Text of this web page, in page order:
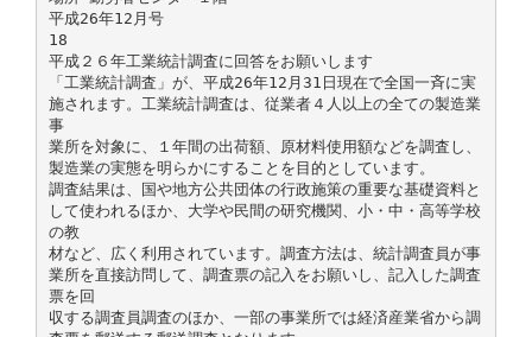
平成26年12月号
18
平成２６年工業統計調査に回答をお願いします
「工業統計調査」が、平成26年12月31日現在で全国一斉に実
施されます。工業統計調査は、従業者４人以上の全ての製造業
事
業所を対象に、１年間の出荷額、原材料使用額などを調査し、
製造業の実態を明らかにすることを目的としています。
調査結果は、国や地方公共団体の行政施策の重要な基礎資料と
して使われるほか、大学や民間の研究機関、小・中・高等学校
の教
材など、広く利用されています。調査方法は、統計調査員が事
業所を直接訪問して、調査票の記入をお願いし、記入した調査
票を回
収する調査員調査のほか、一部の事業所では経済産業省から調